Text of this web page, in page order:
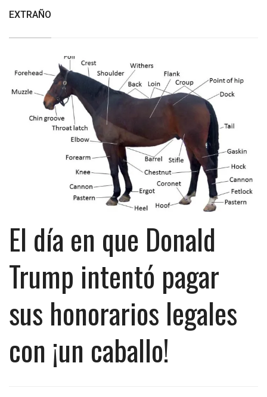
EXTRAÑO
El día en que Donald
Trump intentó pagar
sus honorarios legales
con ¡un caballo!